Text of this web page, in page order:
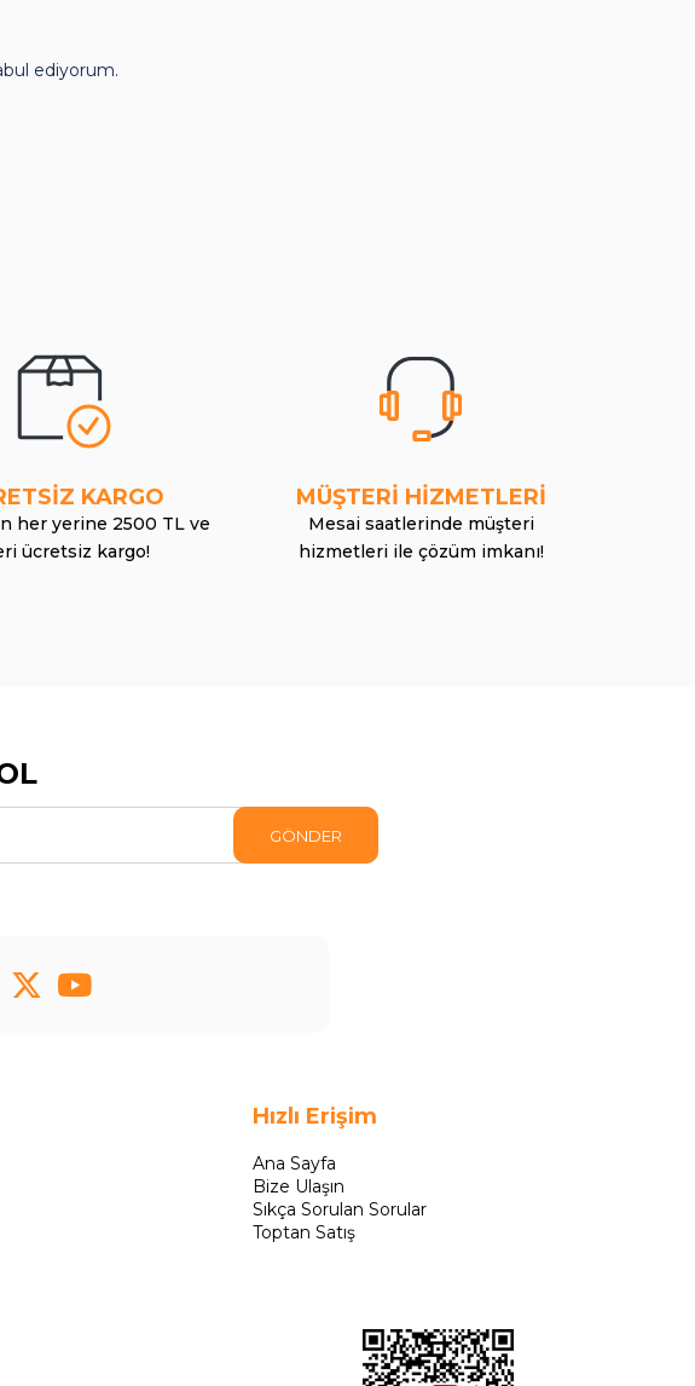
ediyorum.
KARGO
her yerine 2500 TL ve
ücretsiz kargo!
MÜŞTERİ HİZMETLERİ
Mesai saatlerinde müşteri
hizmetleri ile çözüm imkanı!
GÖNDER
Hızlı Erişim
Ana Sayfa
Bize Ulaşın
Sıkça Sorulan Sorular
Toptan Satış